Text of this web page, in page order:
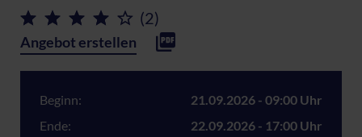
(2)
Angebot erstellen
Beginn:
21.09.2026 - 09:00 Uhr
Ende:
22.09.2026 - 17:00 Uhr